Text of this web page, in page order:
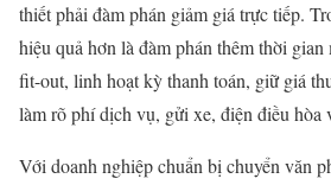
thiết phải đàm phán giảm giá trực tiếp.
hiệu quả hơn là đàm phán thêm thời
fit-out, linh hoạt kỳ thanh toán, giữ giá
làm rõ phí dịch vụ, gửi xe, điện điều hòa
Với doanh nghiệp chuẩn bị chuyển văn